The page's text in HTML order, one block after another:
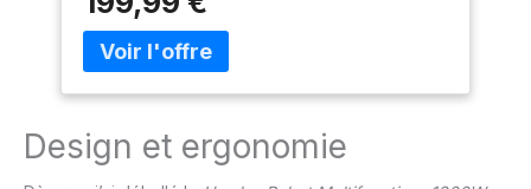
Pétrisseur,Batteur
multifonctionnel avec tranchage,
déchiquetage, accessoire hachoir à viande
et presse-agrumes en verre de 1,5L peut
professionnel mixer has 6 speeds, 3 kits
(bread hook, whisk, stirrer)you can choose
different speed settings to meet different
Design et ergonomie